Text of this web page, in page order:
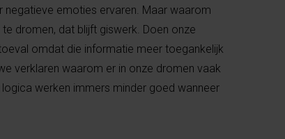
emoties ervaren. Maar waarom
dromen, dat blijft giswerk. Doen onze
omdat die informatie meer toegankelijk
verklaren waarom er in onze dromen vaak
werken immers minder goed wanneer